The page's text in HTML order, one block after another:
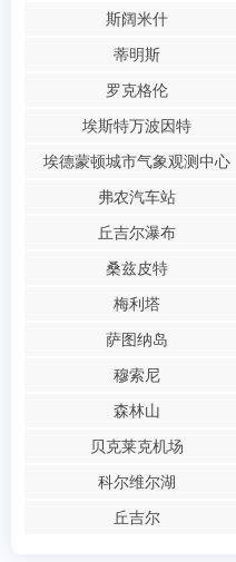
斯阔米什
蒂明斯
罗克格伦
埃斯特万波因特
埃德蒙顿城市气象观测中心
弗农汽车站
丘吉尔瀑布
桑兹皮特
梅利塔
萨图纳岛
穆索尼
森林山
贝克莱克机场
科尔维尔湖
丘吉尔